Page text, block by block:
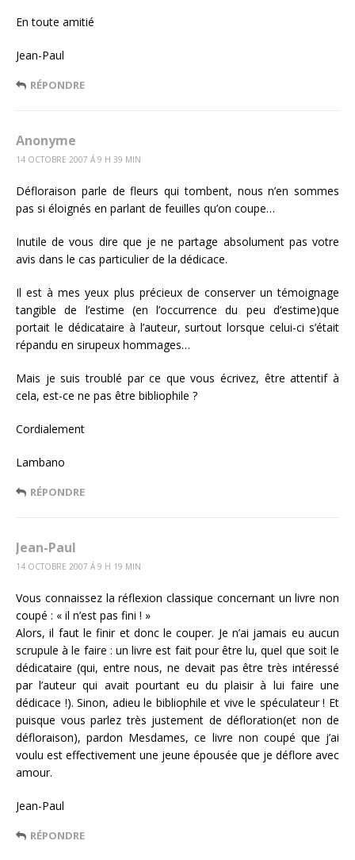
En toute amitié
Jean-Paul
RÉPONDRE
Anonyme
14 OCTOBRE 2007 Á 9 H 39 MIN
Défloraison parle de fleurs qui tombent, nous n’en sommes
pas si éloignés en parlant de feuilles qu’on coupe…
Inutile de vous dire que je ne partage absolument pas votre
avis dans le cas particulier de la dédicace.
Il est à mes yeux plus précieux de conserver un témoignage
tangible de l’estime (en l’occurrence du peu d’estime)que
portait le dédicataire à l’auteur, surtout lorsque celui-ci s’était
répandu en sirupeux hommages…
Mais je suis troublé par ce que vous écrivez, être attentif à
cela, est-ce ne pas être bibliophile ?
Cordialement
Lambano
RÉPONDRE
Jean-Paul
14 OCTOBRE 2007 Á 9 H 19 MIN
Vous connaissez la réflexion classique concernant un livre non
coupé : « il n’est pas fini ! »
Alors, il faut le finir et donc le couper. Je n’ai jamais eu aucun
scrupule à le faire : un livre est fait pour être lu, quel que soit le
dédicataire (qui, entre nous, ne devait pas être très intéressé
par l’auteur qui avait pourtant eu du plaisir à lui faire une
dédicace !). Sinon, adieu le bibliophile et vive le spéculateur ! Et
puisque vous parlez très justement de défloration(et non de
défloraison), pardon Mesdames, ce livre non coupé que j’ai
voulu est effectivement une jeune épousée que je déflore avec
amour.
Jean-Paul
RÉPONDRE